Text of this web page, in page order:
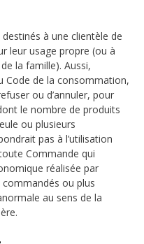
à une clientèle de
leur usage propre (ou à
la famille). Aussi,
Code de la consommation,
ou d’annuler, pour
le nombre de produits
ou plusieurs
pas à l’utilisation
Commande qui
réalisée par
commandés ou plus
au sens de la